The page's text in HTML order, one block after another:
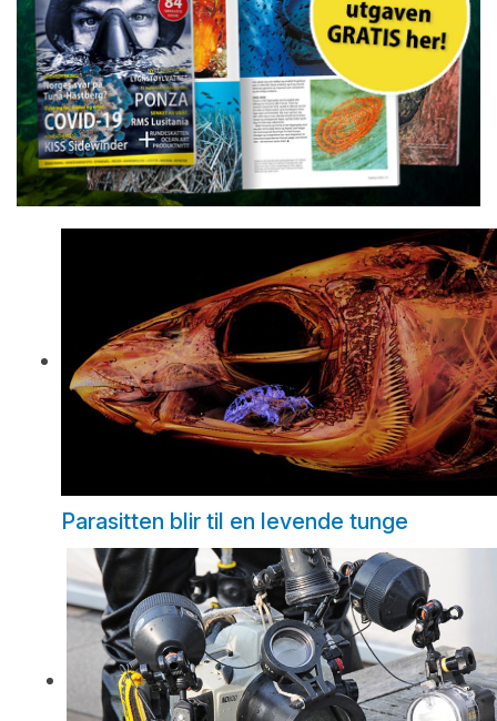
Parasitten blir til en levende tunge